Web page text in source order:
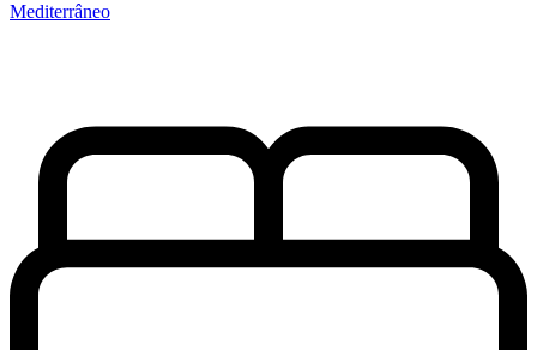
Mediterrâneo